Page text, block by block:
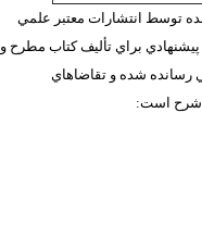
توسط انتشارات معتبر علمي
جلسه شماره 316 مورخ 21/06/ 1396 شوراي پژوهشي، 6 عنوان پيشنهادي براي تأليف كتاب مطرح و
رسانده شده و تقاضاهاي
شرح است: